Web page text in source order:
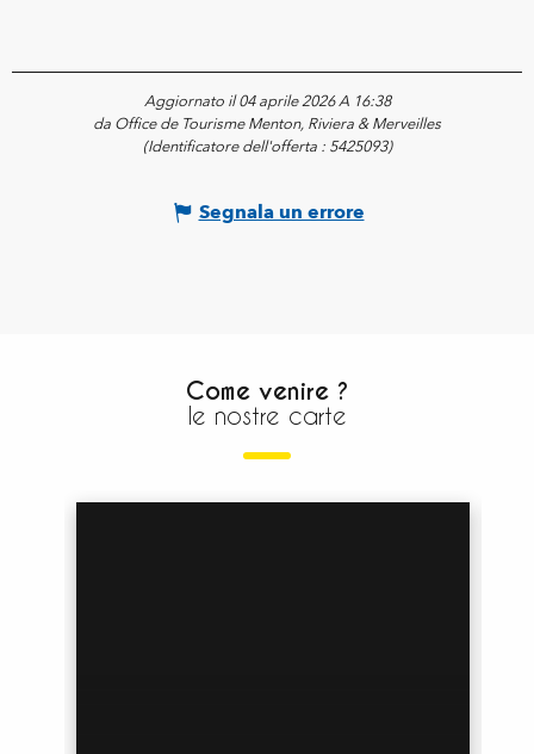
Aggiornato il 04 aprile 2026 A 16:38
da Office de Tourisme Menton, Riviera & Merveilles
(Identificatore dell'offerta : 5425093)
Segnala un errore
Come venire ?
le nostre carte